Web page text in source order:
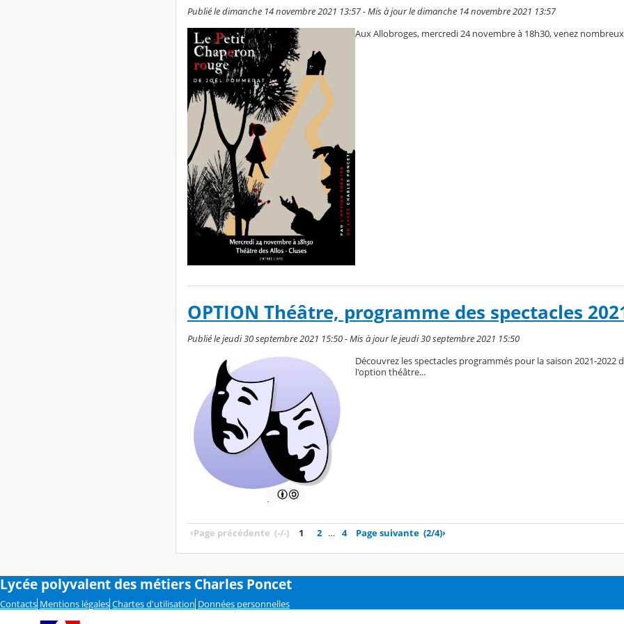
Publié le dimanche 14 novembre 2021 13:57 - Mis à jour le dimanche 14 novembre 2021 13:57
Aux Allobroges, mercredi 24 novembre à 18h30, venez
OPTION Théâtre, programme des spectacles
Publié le jeudi 30 septembre 2021 15:50 - Mis à jour le jeudi 30 septembre 2021 15:50
Découvrez les spectacles programmés pour la saison 2021-2022
l'option théâtre...
‹Page précédente (-/-) 1 2 … 4 Page suivante (2/4)›
Lycée polyvalent des métiers Charles Poncet
Contacts Mentions légales Chartes d'utilisation Données personnelles